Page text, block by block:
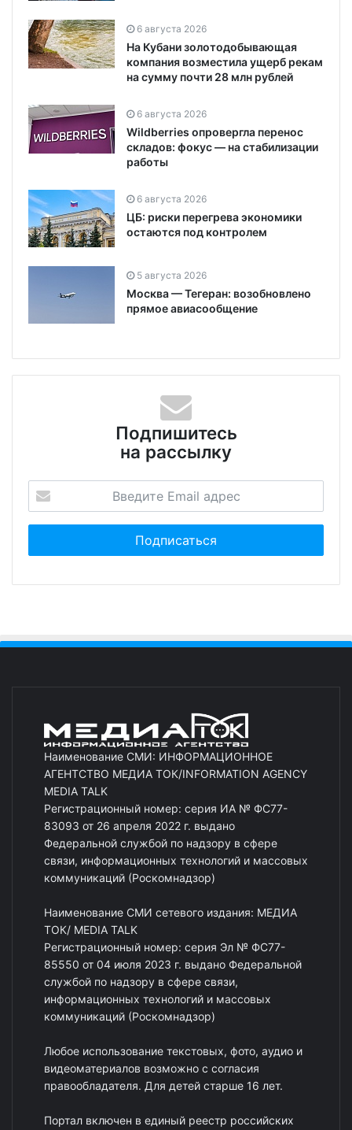
6 августа 2026
На Кубани золотодобывающая
компания возместила ущерб рекам
на сумму почти 28 млн рублей
6 августа 2026
Wildberries опровергла перенос
складов: фокус — на стабилизации
работы
6 августа 2026
ЦБ: риски перегрева экономики
остаются под контролем
5 августа 2026
Москва — Тегеран: возобновлено
прямое авиасообщение
Подпишитесь
на рассылку
Наименование СМИ: ИНФОРМАЦИОННОЕ
АГЕНТСТВО МЕДИА ТОК/INFORMATION AGENCY
MEDIA TALK
Регистрационный номер: серия ИА № ФС77-
83093 от 26 апреля 2022 г. выдано
Федеральной службой по надзору в сфере
связи, информационных технологий и массовых
коммуникаций (Роскомнадзор)
Наименование СМИ сетевого издания: МЕДИА
ТОК/ MEDIA TALK
Регистрационный номер: серия Эл № ФС77-
85550 от 04 июля 2023 г. выдано Федеральной
службой по надзору в сфере связи,
информационных технологий и массовых
коммуникаций (Роскомнадзор)
Любое использование текстовых, фото, аудио и
видеоматериалов возможно с согласия
правообладателя. Для детей старше 16 лет.
Портал включен в единый реестр российских